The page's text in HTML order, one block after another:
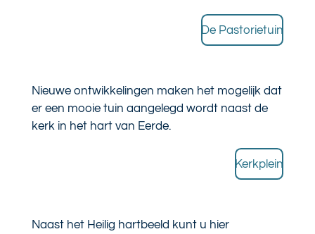
De Pastorietuin
Nieuwe ontwikkelingen maken het mogelijk dat
er een mooie tuin aangelegd wordt naast de
kerk in het hart van Eerde.
Kerkplein
Naast het Heilig hartbeeld kunt u hier